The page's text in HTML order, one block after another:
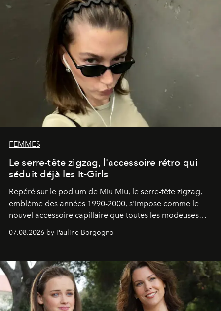
FEMMES
Le serre-tête zigzag, l'accessoire rétro qui
séduit déjà les It-Girls
Repéré sur le podium de Miu Miu, le serre-tête zigzag,
emblème des années 1990-2000, s'impose comme le
nouvel accessoire capillaire que toutes les modeuses
s'arrachent déjà.
07.08.2026 by Pauline Borgogno